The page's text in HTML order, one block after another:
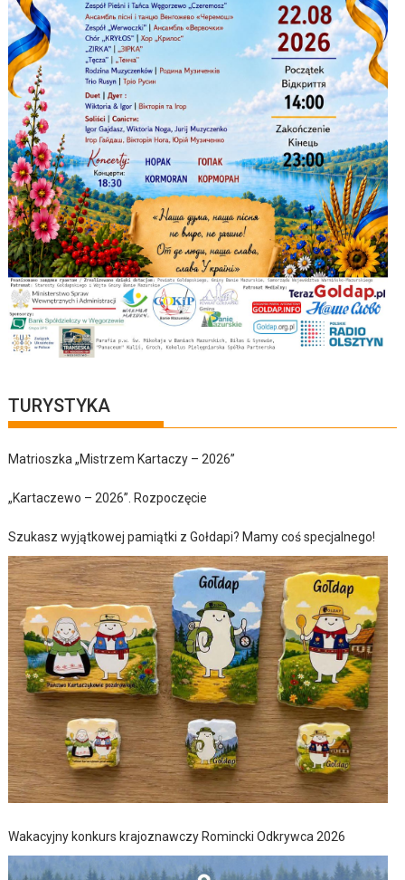
TURYSTYKA
Matrioszka „Mistrzem Kartaczy – 2026”
„Kartaczewo – 2026”. Rozpoczęcie
Szukasz wyjątkowej pamiątki z Gołdapi? Mamy coś specjalnego!
Wakacyjny konkurs krajoznawczy Romincki Odkrywca 2026